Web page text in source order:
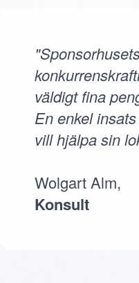
väldigt fina
En enkel
vill hjälpa sin
Wolgart Alm,
Konsult